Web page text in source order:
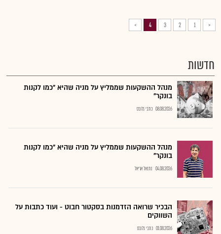
<
1
2
3
4
>
חדשות
מנהל ההשקעות שממליץ על מניה שהיא "כמו לקנות
בונקר"
08.08.2026 כתבי גלובס
מנהל ההשקעות שממליץ על מניה שהיא "כמו לקנות
בונקר"
04.08.2026 נתנאל אריאל
הבכיר שרואה הזדמנות בסקטור חבוט - ועוד כתבות על
השווקים
01.08.2026 כתבי גלובס